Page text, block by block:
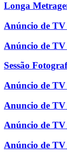
Longa
Anúncio de
Anúncio de
Sessão
Anúncio de
Anuncio de
Anúncio de TV
Anúncio de